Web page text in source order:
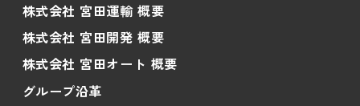
株式会社 宮田運輸 概要
株式会社 宮田開発 概要
株式会社 宮田オート 概要
グループ沿革